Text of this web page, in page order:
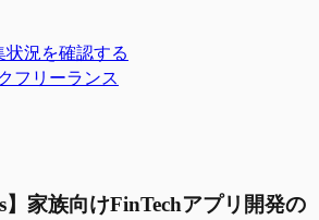
状況を確認する
フリーランス
】家族向けFinTechアプリ開発の